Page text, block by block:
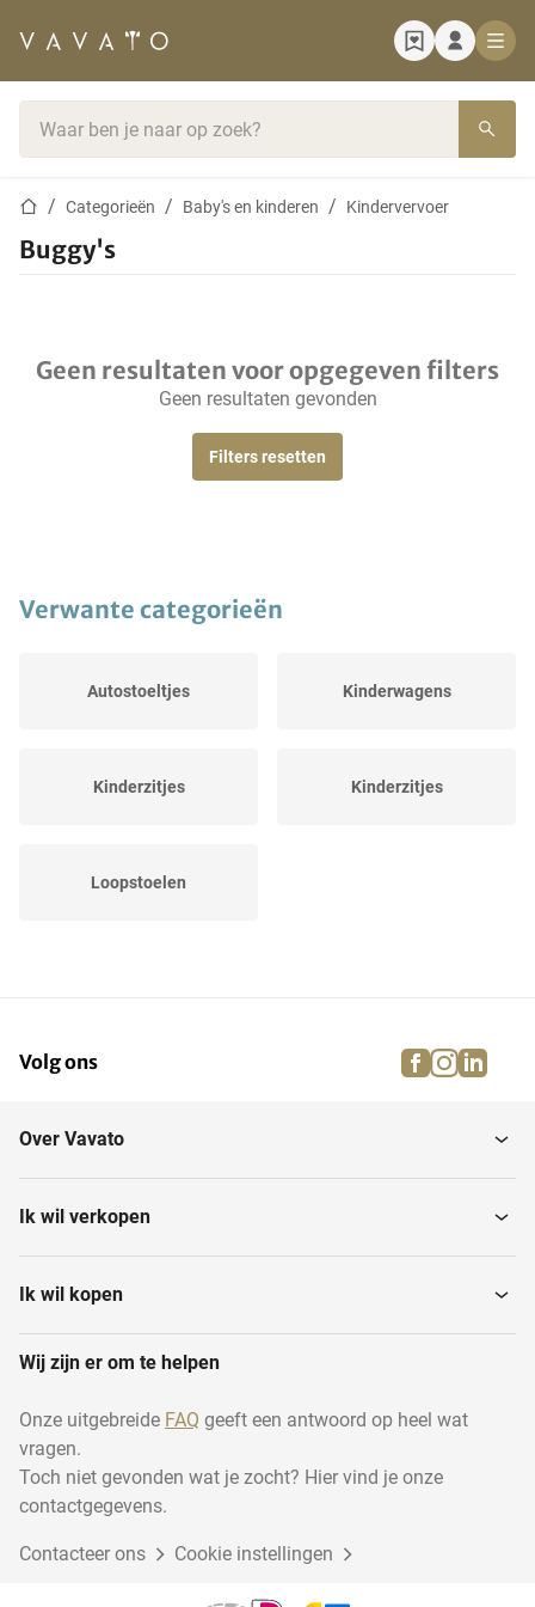
StartpaginaCategorieën Baby's en kinderen Kindervervoer
Buggy's
Geen resultaten voor opgegeven filters
Geen resultaten gevonden
Filters resetten
Verwante categorieën
Autostoeltjes Kinderwagens
Kinderzitjes Kinderzitjes
Loopstoelen
Volg ons facebook
Over Vavato
Ik wil verkopen
Ik wil kopen
Wij zijn er om te helpen
Onze uitgebreide FAQ geeft een antwoord op heel wat
vragen.
Toch niet gevonden wat je zocht? Hier vind je onze
contactgegevens.
Contacteer ons Cookie instellingen